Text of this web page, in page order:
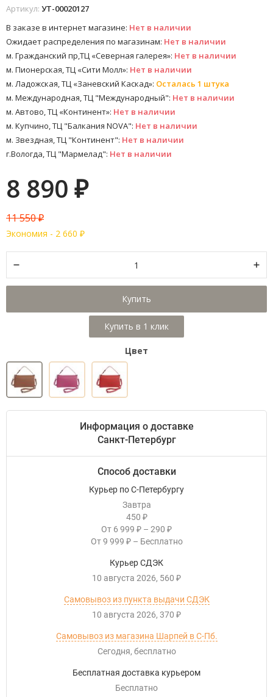
Артикул: УТ-00020127
В заказе в интернет магазине: Нет в наличии
Ожидает распределения по магазинам: Нет в наличии
м. Гражданский пр,ТЦ «Северная галерея»: Нет в наличии
м. Пионерская, ТЦ «Сити Молл»: Нет в наличии
м. Ладожская, ТЦ «Заневский Каскад»: Осталась 1 штука
м. Международная, ТЦ "Международный": Нет в наличии
м. Автово, ТЦ «Континент»: Нет в наличии
м. Купчино, ТЦ "Балкания NOVA": Нет в наличии
м. Звездная, ТЦ "Континент": Нет в наличии
г.Вологда, ТЦ "Мармелад": Нет в наличии
8 890 ₽
11 550₽
Экономия - 2 660 ₽
Купить
Цвет
Информация о доставке
Санкт-Петербург
Способ доставки
Курьер по С-Петербургу
Завтра
450 ₽
От 6 999 ₽ – 290 ₽
От 9 999 ₽ – Бесплатно
Курьер СДЭК
10 августа 2026 560 ₽
Самовывоз из пункта выдачи СДЭК
10 августа 2026 370 ₽
Самовывоз из магазина Шарпей в С-Пб.
Сегодня
Бесплатно
Бесплатная доставка курьером
Бесплатно